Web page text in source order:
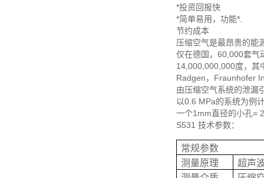
*投资回报快
*简单易用，功能*.
节约成本
压缩空气是最昂贵的能
仅在德国，60,000套气
14,000,000,000度，其
Radgen，Fraunhofer
由压缩空气系统的泄漏
以0.6 MPa的系统为例
一个1mm直径的小孔=
S531 技术参数：
常规参数
测量原理
超声